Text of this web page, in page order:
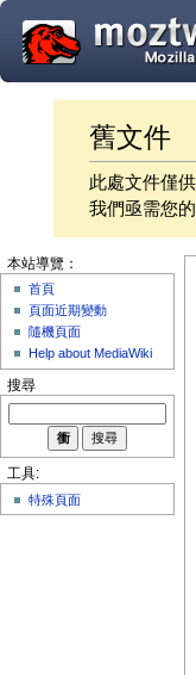
舊文件
此處文件僅
我們亟需您
本站導覽：
首頁
頁面近期變動
隨機頁面
Help about MediaWiki
搜尋
工具:
特殊頁面